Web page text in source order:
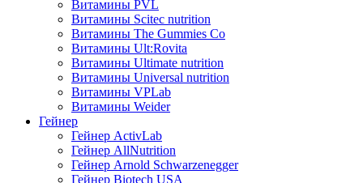
Витамины PVL
Витамины Scitec nutrition
Витамины The Gummies Co
Витамины Ult:Rovita
Витамины Ultimate nutrition
Витамины Universal nutrition
Витамины VPLab
Витамины Weider
Гейнер
Гейнер ActivLab
Гейнер AllNutrition
Гейнер Arnold Schwarzenegger
Гейнер Biotech USA